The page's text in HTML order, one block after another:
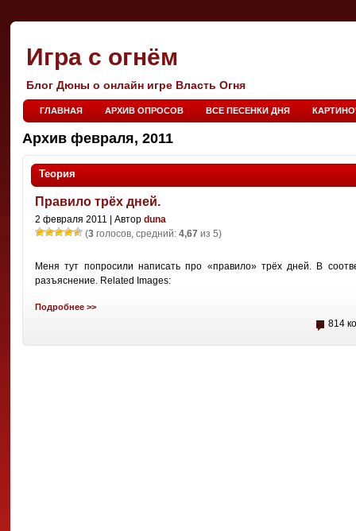
Игра с огнём
Блог Дюны о онлайн игре Власть Огня
ГЛАВНАЯ АРХИВ ОПРОСОВ ВСЕ ПЕСЕНКИ ДНЯ
Архив февраля, 2011
Теория
Правило трёх дней.
2 февраля 2011 | Автор duna
(3 голосов, средний: 4,67 из 5)
Меня тут попросили написать про «правило» трёх дней. В
разъяснение. Related Images:
Подробнее >>
814